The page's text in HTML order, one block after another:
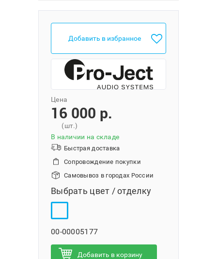
Добавить в избранное
Цена
16 000 p.
(шт.)
В наличии на складе
Быстрая доставка
Сопровождение покупки
Самовывоз в городах России
Выбрать цвет / отделку
00-00005177
Добавить в корзину